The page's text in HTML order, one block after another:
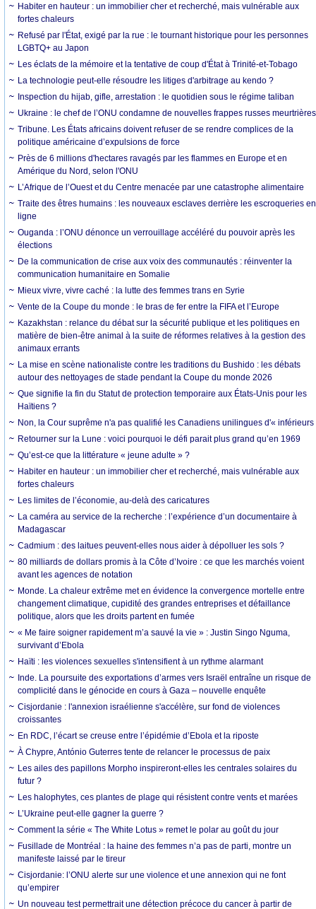
Habiter en hauteur : un immobilier cher et recherché, mais vulnérable aux
fortes chaleurs
Refusé par l'État, exigé par la rue : le tournant historique pour les personnes
LGBTQ+ au Japon
Les éclats de la mémoire et la tentative de coup d'État à Trinité-et-Tobago
La technologie peut-elle résoudre les litiges d'arbitrage au kendo ?
Inspection du hijab, gifle, arrestation : le quotidien sous le régime taliban
Ukraine : le chef de l’ONU condamne de nouvelles frappes russes meurtrières
Tribune. Les États africains doivent refuser de se rendre complices de la
politique américaine d’expulsions de force
Près de 6 millions d'hectares ravagés par les flammes en Europe et en
Amérique du Nord, selon l'ONU
L’Afrique de l’Ouest et du Centre menacée par une catastrophe alimentaire
Traite des êtres humains : les nouveaux esclaves derrière les escroqueries en
ligne
Ouganda : l’ONU dénonce un verrouillage accéléré du pouvoir après les
élections
De la communication de crise aux voix des communautés : réinventer la
communication humanitaire en Somalie
Mieux vivre, vivre caché : la lutte des femmes trans en Syrie
Vente de la Coupe du monde : le bras de fer entre la FIFA et l’Europe
Kazakhstan : relance du débat sur la sécurité publique et les politiques en
matière de bien-être animal à la suite de réformes relatives à la gestion des
animaux errants
La mise en scène nationaliste contre les traditions du Bushido : les débats
autour des nettoyages de stade pendant la Coupe du monde 2026
Que signifie la fin du Statut de protection temporaire aux États-Unis pour les
Haïtiens ?
Non, la Cour suprême n'a pas qualifié les Canadiens unilingues d'« inférieurs
Retourner sur la Lune : voici pourquoi le défi parait plus grand qu’en 1969
Qu’est-ce que la littérature « jeune adulte » ?
Habiter en hauteur : un immobilier cher et recherché, mais vulnérable aux
fortes chaleurs
Les limites de l’économie, au-delà des caricatures
La caméra au service de la recherche : l’expérience d’un documentaire à
Madagascar
Cadmium : des laitues peuvent-elles nous aider à dépolluer les sols ?
80 milliards de dollars promis à la Côte d’Ivoire : ce que les marchés voient
avant les agences de notation
Monde. La chaleur extrême met en évidence la convergence mortelle entre
changement climatique, cupidité des grandes entreprises et défaillance
politique, alors que les droits partent en fumée
« Me faire soigner rapidement m’a sauvé la vie » : Justin Singo Nguma,
survivant d’Ebola
Haïti : les violences sexuelles s'intensifient à un rythme alarmant
Inde. La poursuite des exportations d’armes vers Israël entraîne un risque de
complicité dans le génocide en cours à Gaza – nouvelle enquête
Cisjordanie : l'annexion israélienne s'accélère, sur fond de violences
croissantes
En RDC, l’écart se creuse entre l’épidémie d’Ebola et la riposte
À Chypre, António Guterres tente de relancer le processus de paix
Les ailes des papillons Morpho inspireront-elles les centrales solaires du
futur ?
Les halophytes, ces plantes de plage qui résistent contre vents et marées
L’Ukraine peut-elle gagner la guerre ?
Comment la série « The White Lotus » remet le polar au goût du jour
Fusillade de Montréal : la haine des femmes n’a pas de parti, montre un
manifeste laissé par le tireur
Cisjordanie: l’ONU alerte sur une violence et une annexion qui ne font
qu’empirer
Un nouveau test permettrait une détection précoce du cancer à partir de